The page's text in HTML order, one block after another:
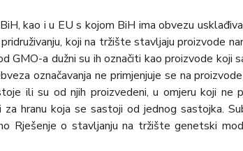
kao i u EU s kojom BiH ima obvezu
koji na tržište stavlјaju proizvode
GMO-a dužni su ih označiti kao proizvode koji
označavanja ne primjenjuje se na
ili su od njih proizvedeni, u omjeru koji ne
hranu koja se sastoji od jednog sastojka.
Rješenje o stavljanju na tržište genetski